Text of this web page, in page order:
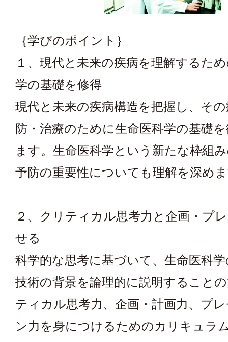
｛学びのポイント｝
１、現代と未来の疾病を理解するた
学の基礎を修得
現代と未来の疾病構造を把握し、そ
防・治療のために生命医科学の基礎
ます。生命医科学という新たな枠組
予防の重要性についても理解を深め
２、クリティカル思考力と企画・プ
せる
科学的な思考に基づいて、生命医科
技術の背景を論理的に説明すること
ティカル思考力、企画・計画力、プ
ン力を身につけるためのカリキュラ